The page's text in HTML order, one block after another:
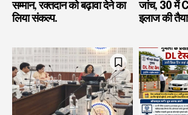
सम्मान, रक्तदान को बढ़ावा देने का
लिया संकल्प.
जांच, 30 में
इलाज की